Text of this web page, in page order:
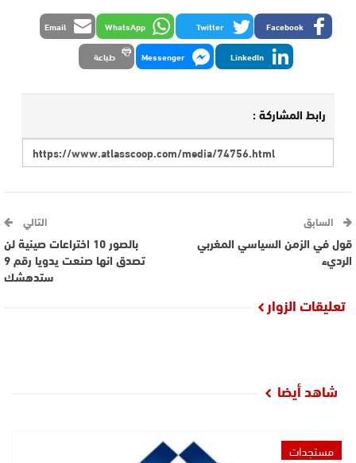
Facebook
Twitter
WhatsApp
Email
LinkedIn
Messenger طباعة
رابط المشاركة :
السابق
قول في الزمن السياسي المغربي
الرديء
التالي
بالصور 10 اختراعات صينية لن
تصدق انها صنعت يدويا رقم 9
ستدهشك
تعليقات الزوار
شاهد أيضا
مستجدات